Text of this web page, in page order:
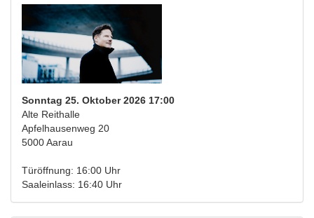
Sonntag 25. Oktober 2026 17:00
Alte Reithalle
Apfelhausenweg 20
5000 Aarau
Türöffnung: 16:00 Uhr
Saaleinlass: 16:40 Uhr